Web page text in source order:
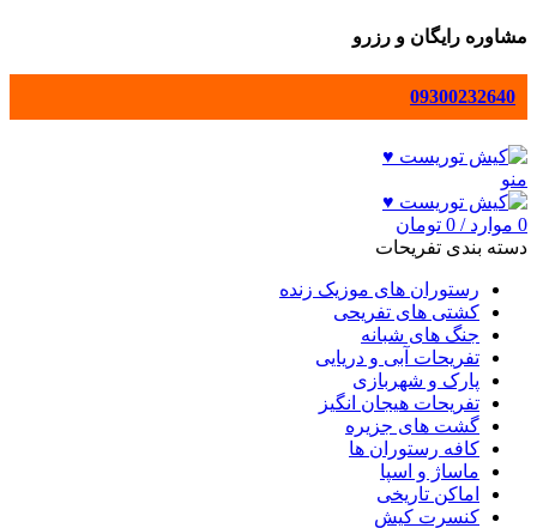
مشاوره رایگان و رزرو
09300232640
منو
0 موارد /
0 تومان
دسته بندی تفریحات
رستوران های موزیک زنده
کشتی های تفریحی
جنگ های شبانه
تفریحات آبی و دریایی
پارک و شهربازی
تفریحات هیجان انگیز
گشت های جزیره
کافه رستوران ها
ماساژ و اسپا
اماکن تاریخی
کنسرت کیش